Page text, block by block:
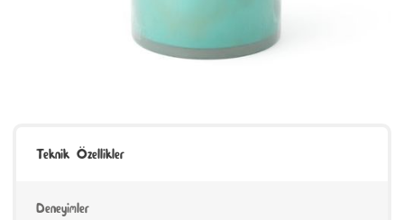
Teknik Özellikler
Deneyimler